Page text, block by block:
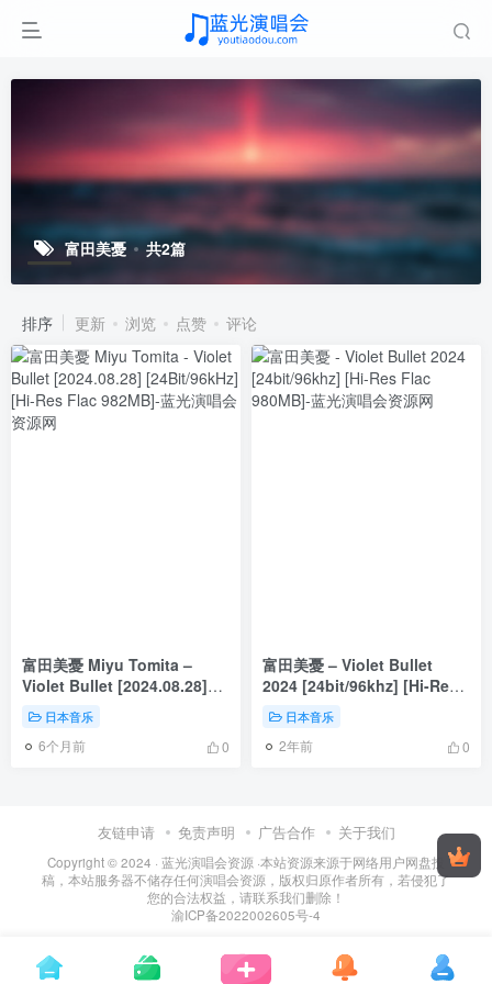
富田美憂 共2篇
排序 更新 浏览 点赞 评论
富田美憂 Miyu Tomita –
Violet Bullet [2024.08.28]
[24Bit/96kHz] [Hi-Res Flac
982MB]
日本音乐
6个月前 0
富田美憂 – Violet Bullet
2024 [24bit/96khz] [Hi-Res
Flac 980MB]
日本音乐
2年前 0
友链申请 免责声明 广告合作 关于我们
Copyright © 2024 · 蓝光演唱会资源 ·本站资源来源于网络用户网盘投
稿，本站服务器不储存任何演唱会资源，版权归原作者所有，若侵犯了
您的合法权益，请联系我们删除！
渝ICP备2022002605号-4